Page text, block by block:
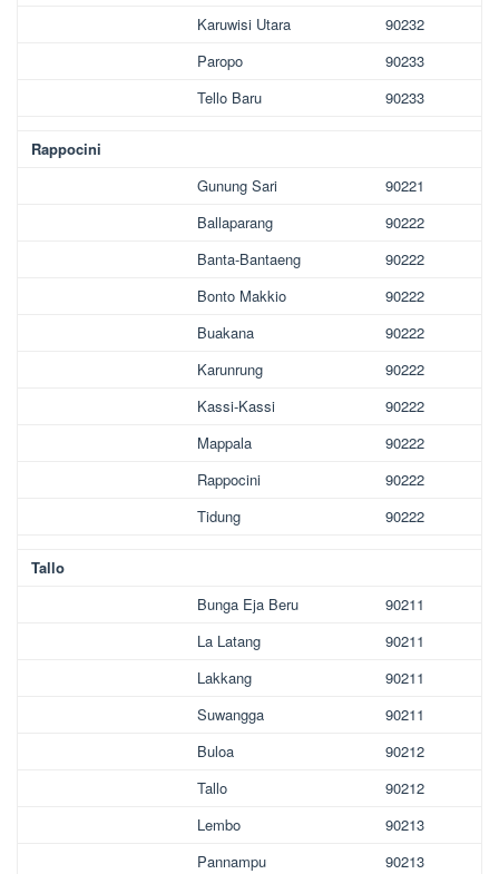
Karuwisi Utara
90232
Paropo
90233
Tello Baru
90233
Rappocini
Gunung Sari
90221
Ballaparang
90222
Banta-Bantaeng
90222
Bonto Makkio
90222
Buakana
90222
Karunrung
90222
Kassi-Kassi
90222
Mappala
90222
Rappocini
90222
Tidung
90222
Tallo
Bunga Eja Beru
90211
La Latang
90211
Lakkang
90211
Suwangga
90211
Buloa
90212
Tallo
90212
Lembo
90213
Pannampu
90213